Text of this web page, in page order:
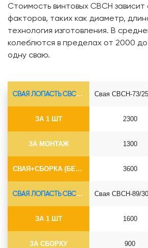
Стоимость винтовых СВСН зависит
факторов, таких как диаметр,
технология изготовления. В
колеблются в пределах от 2000 до
одну сваю.
СВАЯ ЛОПАСТЬ СВСН-Ø73*5.5
ЗА 1 ШТ
ЗА МОНТАЖ
СВАЯ+СБОРКА (БЕЗ ОГОЛОВКА)
2300
1300
3600
СВАЯ ЛОПАСТЬ СВСН-Ø89*6.5
ЗА 1 ШТ
ЗА СБОРКУ
1600
900